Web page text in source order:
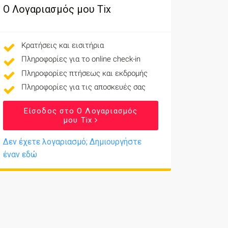
Ο Λογαριασμός μου Tix
Κρατήσεις και εισιτήρια
Πληροφορίες για το online check-in
Πληροφορίες πτήσεως και εκδρομής
Πληροφορίες για τις αποσκευές σας
Είσοδος στο Ο Λογαριασμός
μου Tix
Δεν έχετε λογαριασμό; Δημιουργήστε
έναν εδώ